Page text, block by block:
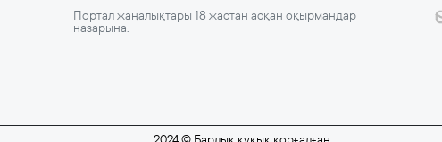
Портал жаңалықтары 18 жастан асқан оқырмандар
назарына.